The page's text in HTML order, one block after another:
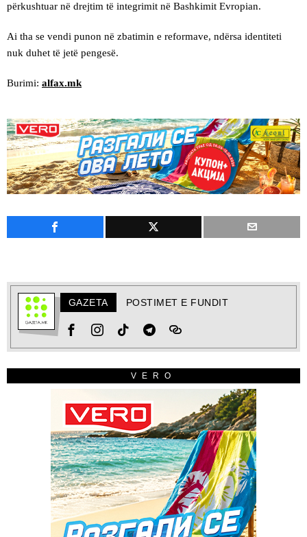
përkushtuar në drejtim të integrimit në Bashkimit Evropian.
Ai tha se vendi punon në zbatimin e reformave, ndërsa identiteti
nuk duhet të jetë pengesë.
Burimi: alfax.mk
GAZETA POSTIMET E FUNDIT
VERO